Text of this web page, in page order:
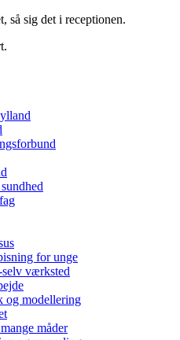
så sig det i receptionen.
for unge
værksted
og modellering
måder